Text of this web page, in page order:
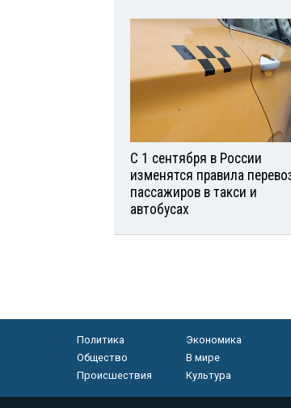
С 1 сентября в России
изменятся правила
пассажиров в такси и
автобусах
Политика
Экономика
Общество
В мире
Происшествия
Культура